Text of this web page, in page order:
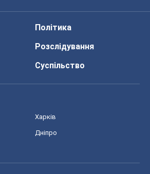
Політика
Розслідування
Суспільство
Харків
Дніпро